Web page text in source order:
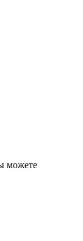
можете